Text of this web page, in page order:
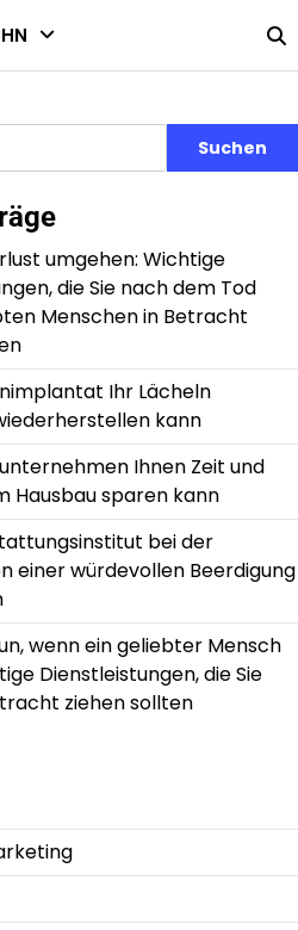
Suchen
umgehen: Wichtige
die Sie nach dem Tod
Menschen in Betracht
Ihr Lächeln
kann
Ihnen Zeit und
Hausbau sparen kann
bei der
einer würdevollen Beerdigung
wenn ein geliebter Mensch
Dienstleistungen, die Sie
ziehen sollten